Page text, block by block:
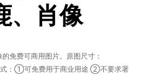
、肖像
免费可商用图片。原图尺寸：
：①可免费用于商业用途 ②不要求署